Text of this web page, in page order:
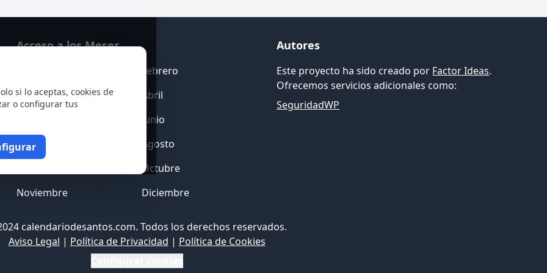
si lo aceptas, cookies de
o configurar tus
Acceso a los Meses
Febrero
Marzo
Abril
Junio
Julio
Agosto
Octubre
Noviembre
Diciembre
Autores
Este proyecto ha sido creado por Factor Ideas.
Ofrecemos servicios adicionales como:
SeguridadWP
calendariodesantos.com. Todos los derechos reservados.
Aviso Legal | Política de Privacidad | Política de Cookies